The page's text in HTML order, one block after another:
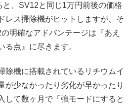
、SV12と同じ1万円前後の価格
レス掃除機がヒットしますが、そ
明確なアドバンテージは『あえ
る点』に尽きます。
除機に搭載されているリチウムイ
が少なかったり劣化が早かったり
して数ヶ月で「強モードにすると